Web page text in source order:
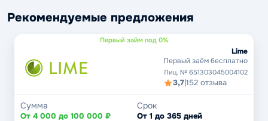
Рекомендуемые предложения
Первый займ под 0%
Lime
Первый заём бесплатно
Лиц. № 651303045004102
3,7|152 отзыва
Сумма
От 4 000 до 100 000 ₽
Срок
От 1 до 365 дней